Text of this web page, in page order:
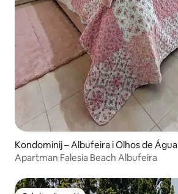
Kondominij – Albufeira i Olhos de Água
Apartman Falesia Beach Albufeira